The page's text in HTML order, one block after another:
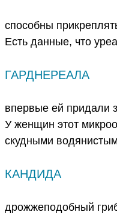
способны
Есть данные, что
ГАРДНЕРЕАЛА
впервые ей придали
У женщин этот
скудными
КАНДИДА
дрожжеподобный